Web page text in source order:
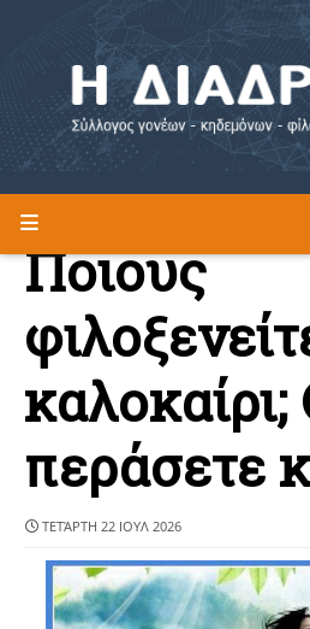
Η ΔΙΑΔΡΟΜΗ
Ποιους
περάσετε
ΤΕΤΆΡΤΗ 22 ΙΟΥΛ 2026